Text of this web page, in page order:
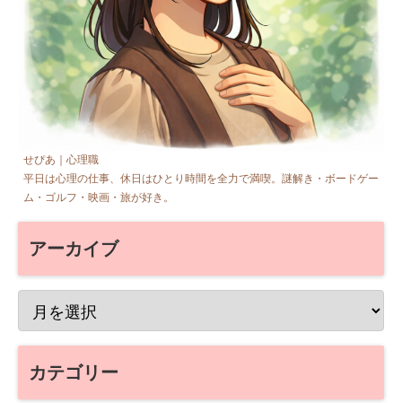
せぴあ｜心理職
平日は心理の仕事、休日はひとり時間を全力で満喫。謎解き・ボードゲー
ム・ゴルフ・映画・旅が好き。
アーカイブ
カテゴリー